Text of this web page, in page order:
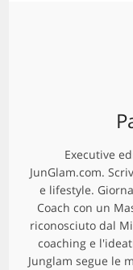
Executive
JunGlam.com.
e lifestyle.
Coach con un
riconosciuto dal
coaching e
Junglam segue le